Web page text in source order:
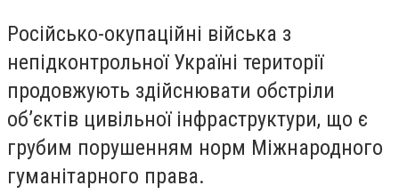
Російсько-окупаційні війська з
непідконтрольної Україні території
продовжують здійснювати обстріли
об’єктів цивільної інфраструктури, що є
грубим порушенням норм Міжнародного
гуманітарного права.